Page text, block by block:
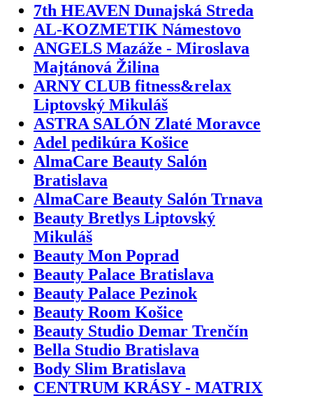
7th HEAVEN Dunajská Streda
AL-KOZMETIK Námestovo
ANGELS Mazáže - Miroslava
Majtánová Žilina
ARNY CLUB fitness&relax
Liptovský Mikuláš
ASTRA SALÓN Zlaté Moravce
Adel pedikúra Košice
AlmaCare Beauty Salón
Bratislava
AlmaCare Beauty Salón Trnava
Beauty Bretlys Liptovský
Mikuláš
Beauty Mon Poprad
Beauty Palace Bratislava
Beauty Palace Pezinok
Beauty Room Košice
Beauty Studio Demar Trenčín
Bella Studio Bratislava
Body Slim Bratislava
CENTRUM KRÁSY - MATRIX